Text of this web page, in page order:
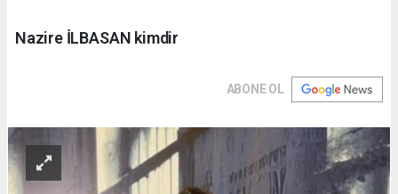
Nazire İLBASAN kimdir
ABONE OL